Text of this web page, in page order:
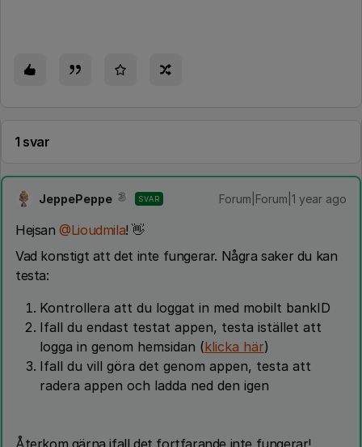
1 svar
JeppePeppe SVAR Forum|Forum|1 year ago
Hejsan@Lioudmila! 👋
Vad konstigt att det inte fungerar. Några saker du kan
testa:
Kontrollera att du loggat in med mobilt bankID
Ifall du endast testat appen, testa istället att
logga in genom hemsidan (klicka här)
Ifall du vill göra det genom appen, testa att
radera appen och ladda ned den igen
Återkom gärna ifall det fortfarande inte fungerar!